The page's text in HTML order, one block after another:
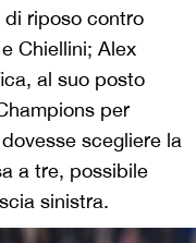
di riposo contro
Chiellini; Alex
al suo posto
per
scegliere la
a tre, possibile
sinistra.